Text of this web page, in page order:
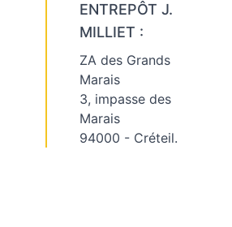
ENTREPÔT J.
MILLIET :
ZA des Grands
Marais
3, impasse des
Marais
94000 - Créteil.